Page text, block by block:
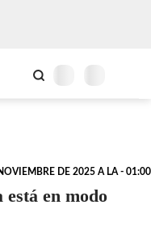
DE 2025 A LA - 01:00
en modo